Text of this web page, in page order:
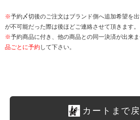
※予約〆切後のご注文はブランド側へ追加希望を
が不可能だった際は後ほどご連絡させて頂きます。
※予約商品に付き、他の商品との同一決済が出来
品ごとに予約して下さい。
カートまで